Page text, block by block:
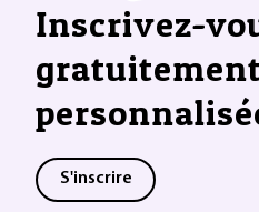
Inscrivez-
S'inscrire